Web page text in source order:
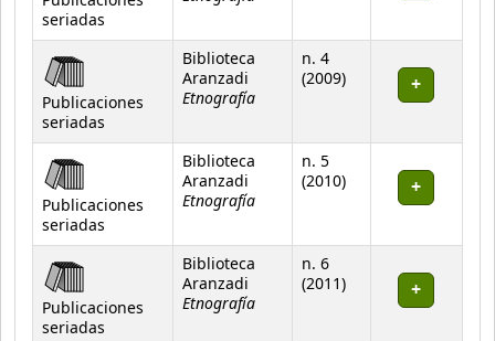
seriadas
Publicaciones
seriadas
Biblioteca
Aranzadi
Etnografía
n. 4
(2009)
Publicaciones
seriadas
Biblioteca
Aranzadi
Etnografía
n. 5
(2010)
Publicaciones
seriadas
Biblioteca
Aranzadi
Etnografía
n. 6
(2011)